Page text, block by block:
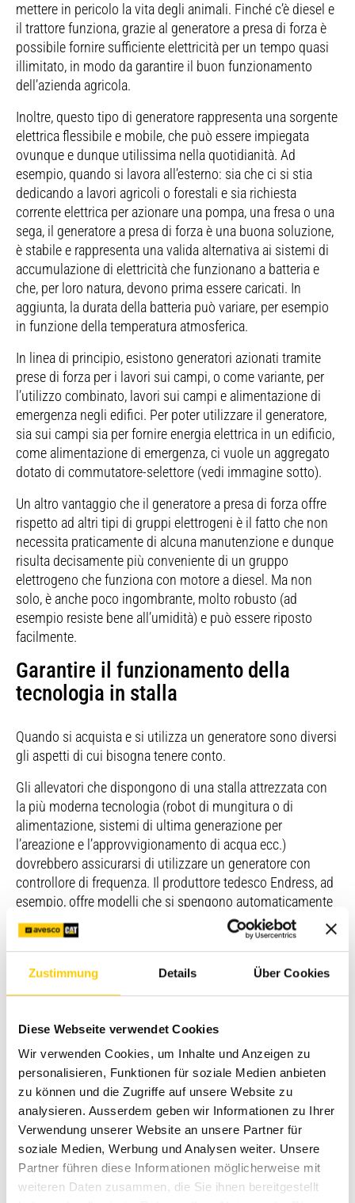
Zustimmung Details Über Cookies
Diese Webseite verwendet Cookies
Wir verwenden Cookies, um Inhalte und Anzeigen zu
personalisieren, Funktionen für soziale Medien anbieten
zu können und die Zugriffe auf unsere Website zu
analysieren. Ausserdem geben wir Informationen zu Ihrer
Verwendung unserer Website an unsere Partner für
soziale Medien, Werbung und Analysen weiter. Unsere
Partner führen diese Informationen möglicherweise mit
weiteren Daten zusammen, die Sie ihnen bereitgestellt
mettere in pericolo la vita degli animali. Finché c’è diesel e
il trattore funziona, grazie al generatore a presa di forza è
possibile fornire sufficiente elettricità per un tempo quasi
illimitato, in modo da garantire il buon funzionamento
dell’azienda agricola.
Inoltre, questo tipo di generatore rappresenta una sorgente
elettrica flessibile e mobile, che può essere impiegata
ovunque e dunque utilissima nella quotidianità. Ad
esempio, quando si lavora all’esterno: sia che ci si stia
dedicando a lavori agricoli o forestali e sia richiesta
corrente elettrica per azionare una pompa, una fresa o una
sega, il generatore a presa di forza è una buona soluzione,
è stabile e rappresenta una valida alternativa ai sistemi di
accumulazione di elettricità che funzionano a batteria e
che, per loro natura, devono prima essere caricati. In
aggiunta, la durata della batteria può variare, per esempio
in funzione della temperatura atmosferica.
In linea di principio, esistono generatori azionati tramite
prese di forza per i lavori sui campi, o come variante, per
l’utilizzo combinato, lavori sui campi e alimentazione di
emergenza negli edifici. Per poter utilizzare il generatore,
sia sui campi sia per fornire energia elettrica in un edificio,
come alimentazione di emergenza, ci vuole un aggregato
dotato di commutatore-selettore (vedi immagine sotto).
Un altro vantaggio che il generatore a presa di forza offre
rispetto ad altri tipi di gruppi elettrogeni è il fatto che non
necessita praticamente di alcuna manutenzione e dunque
risulta decisamente più conveniente di un gruppo
elettrogeno che funziona con motore a diesel. Ma non
solo, è anche poco ingombrante, molto robusto (ad
esempio resiste bene all’umidità) e può essere riposto
facilmente.
Garantire il funzionamento della
tecnologia in stalla
Quando si acquista e si utilizza un generatore sono diversi
gli aspetti di cui bisogna tenere conto.
Gli allevatori che dispongono di una stalla attrezzata con
la più moderna tecnologia (robot di mungitura o di
alimentazione, sistemi di ultima generazione per
l’areazione e l’approvvigionamento di acqua ecc.)
dovrebbero assicurarsi di utilizzare un generatore con
controllore di frequenza. Il produttore tedesco Endress, ad
esempio, offre modelli che si spengono automaticamente
quando la frequenza si scosta, di più/meno 3 Hertz, dai 50
Hertz richiesti, per più di 10 secondi.
Ad esempio, possono esserci variazioni di frequenza
riesce più a fornire la prestazione richiesta. In tal caso si
verifica una caduta di tensione.
Questo è un aspetto critico nel caso di apparecchiature
elettroniche, come le installazioni utilizzate dagli allevatori
menzionate sopra che dipendono strettamente dalla
stabilità della fonte di tensione e di frequenza. Fluttuazioni
più importanti possono danneggiare o persino distruggere
i dispositivi, con conseguenti costi ingenti.